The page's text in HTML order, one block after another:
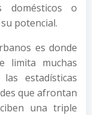
o
potencial.
es donde
limita muchas
estadísticas
que afrontan
una triple